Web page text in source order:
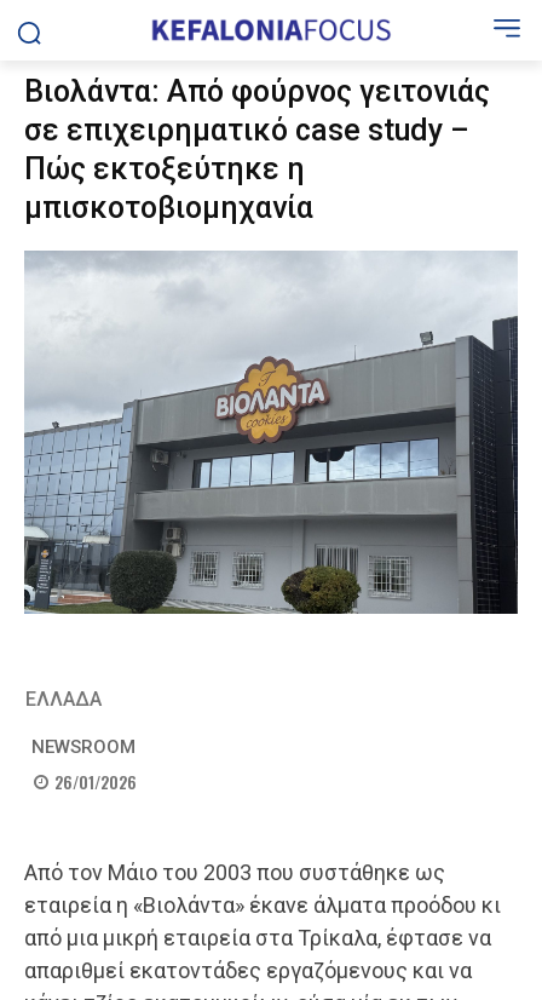
Βιολάντα: Από φούρνος γειτονιάς
σε επιχειρηματικό case study –
Πώς εκτοξεύτηκε η
μπισκοτοβιομηχανία
ΕΛΛΑΔΑ
NEWSROOM
26/01/2026
Από τον Μάιο του 2003 που συστάθηκε ως
εταιρεία η «Βιολάντα» έκανε άλματα προόδου κι
από μια μικρή εταιρεία στα Τρίκαλα, έφτασε να
απαριθμεί εκατοντάδες εργαζόμενους και να